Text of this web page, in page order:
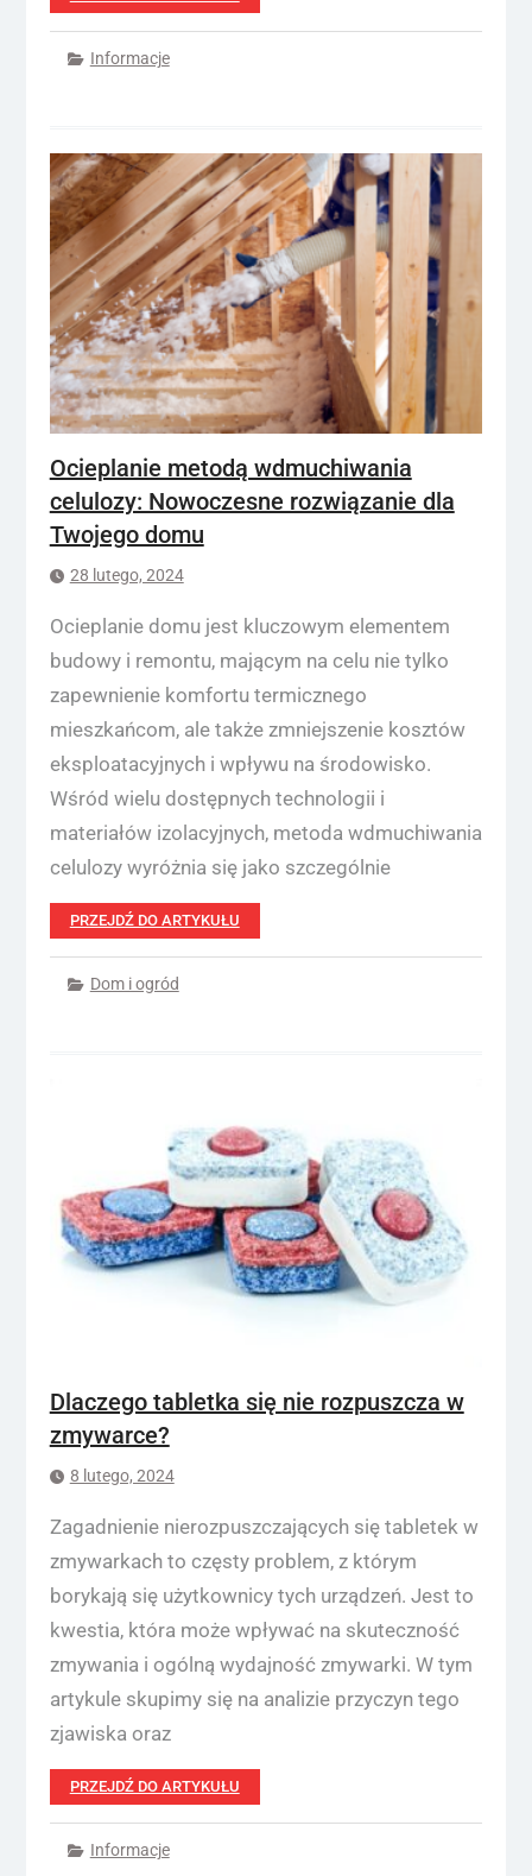
Informacje
Ocieplanie metodą wdmuchiwania
celulozy: Nowoczesne rozwiązanie dla
Twojego domu
28 lutego, 2024
Ocieplanie domu jest kluczowym elementem
budowy i remontu, mającym na celu nie tylko
zapewnienie komfortu termicznego
mieszkańcom, ale także zmniejszenie kosztów
eksploatacyjnych i wpływu na środowisko.
Wśród wielu dostępnych technologii i
materiałów izolacyjnych, metoda wdmuchiwania
celulozy wyróżnia się jako szczególnie
PRZEJDŹ DO ARTYKUŁU
Dom i ogród
Dlaczego tabletka się nie rozpuszcza w
zmywarce?
8 lutego, 2024
Zagadnienie nierozpuszczających się tabletek w
zmywarkach to częsty problem, z którym
borykają się użytkownicy tych urządzeń. Jest to
kwestia, która może wpływać na skuteczność
zmywania i ogólną wydajność zmywarki. W tym
artykule skupimy się na analizie przyczyn tego
zjawiska oraz
PRZEJDŹ DO ARTYKUŁU
Informacje